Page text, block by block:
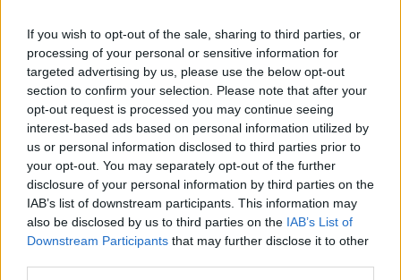
If you wish to opt-out of the sale, sharing to third parties, or
processing of your personal or sensitive information for
targeted advertising by us, please use the below opt-out
section to confirm your selection. Please note that after your
opt-out request is processed you may continue seeing
interest-based ads based on personal information utilized by
us or personal information disclosed to third parties prior to
your opt-out. You may separately opt-out of the further
disclosure of your personal information by third parties on the
IAB’s list of downstream participants. This information may
also be disclosed by us to third parties on the IAB’s List of
Downstream Participants that may further disclose it to other
Hilla Niemelälle mahdollisuuden ottaa voitto
Tampereen laduilla.
Hiihto| Ski Classics
Vuorinen ja Kyllönen
tekivät voittoisat visiitit
Lapponiaan